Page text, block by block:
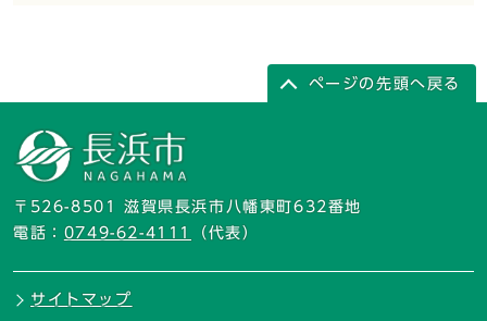
ページの先頭へ戻る
〒526-8501 滋賀県長浜市八幡東町632番地
電話： 0749-62-4111 （代表）
サイトマップ